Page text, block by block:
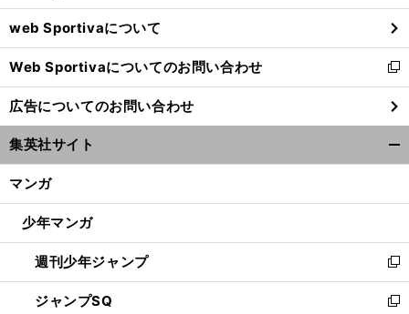
ウ
で
開
く
web Sportivaについて
Web Sportivaについてのお問い合わせ
新
し
い
ウ
ィ
ン
ウ
開
く
広告についてのお問い合わせ
集英社サイト
マンガ
少年マンガ
週刊少年ジャンプ
新
し
い
ジャンプSQ
新